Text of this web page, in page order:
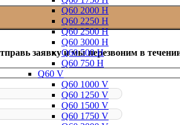
Q60 2000 H
Q60 2250 H
Q60 2500 H
Q60 3000 H
Q60 500 H
Q60 750 H
Q60 V
Q60 1000 V
Q60 1250 V
Q60 1500 V
Q60 1750 V
заявку и мы перезвоним в